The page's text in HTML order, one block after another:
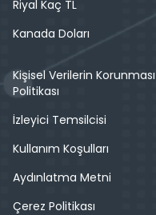
Riyal Kaç TL
Kanada Doları
Kişisel Verilerin Korunması
Politikası
İzleyici Temsilcisi
Kullanım Koşulları
Aydınlatma Metni
Çerez Politikası